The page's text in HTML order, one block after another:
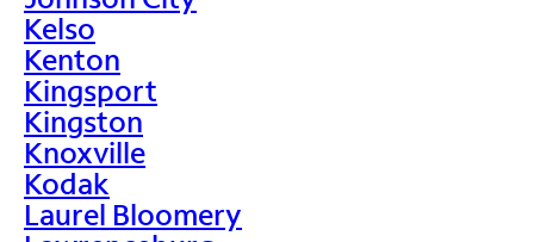
Kelso
Kenton
Kingsport
Kingston
Knoxville
Kodak
Laurel Bloomery